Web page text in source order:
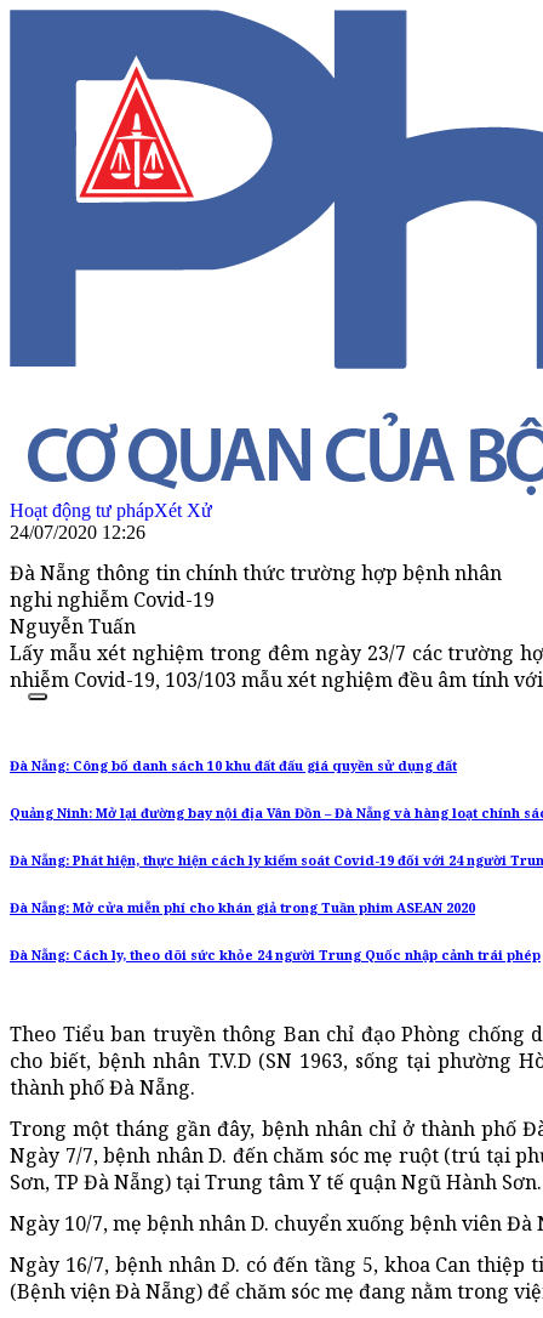
Hoạt động tư phápXét Xử
24/07/2020 12:26
Đà Nẵng thông tin chính thức trường hợp bệnh nhân
nghi nghiễm Covid-19
Nguyễn Tuấn
Lấy mẫu xét nghiệm trong đêm ngày 23/7 các trường
nhiễm Covid-19, 103/103 mẫu xét nghiệm đều âm tính
Đà Nẵng: Công bố danh sách 10 khu đất đấu giá quyền sử dụng đất
Quảng Ninh: Mở lại đường bay nội địa Vân Đồn – Đà Nẵng và hàng loạt chính
Đà Nẵng: Phát hiện, thực hiện cách ly kiểm soát Covid-19 đối với 24 người
Đà Nẵng: Mở cửa miễn phí cho khán giả trong Tuần phim ASEAN 2020
Đà Nẵng: Cách ly, theo dõi sức khỏe 24 người Trung Quốc nhập cảnh trái phép
Theo Tiểu ban truyền thông Ban chỉ đạo Phòng chống
cho biết, bệnh nhân T.V.D (SN 1963, sống tại phường
thành phố Đà Nẵng.
Trong một tháng gần đây, bệnh nhân chỉ ở thành phố
Ngày 7/7, bệnh nhân D. đến chăm sóc mẹ ruột (trú tại
Sơn, TP Đà Nẵng) tại Trung tâm Y tế quận Ngũ Hành Sơn.
Ngày 10/7, mẹ bệnh nhân D. chuyển xuống bệnh viên
Ngày 16/7, bệnh nhân D. có đến tầng 5, khoa Can
(Bệnh viện Đà Nẵng) để chăm sóc mẹ đang nằm trong